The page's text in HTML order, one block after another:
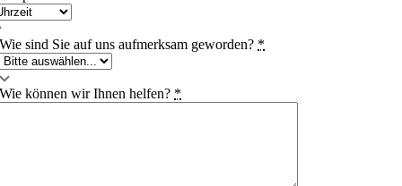
Wie sind Sie auf uns aufmerksam geworden? *
Wie können wir Ihnen helfen? *